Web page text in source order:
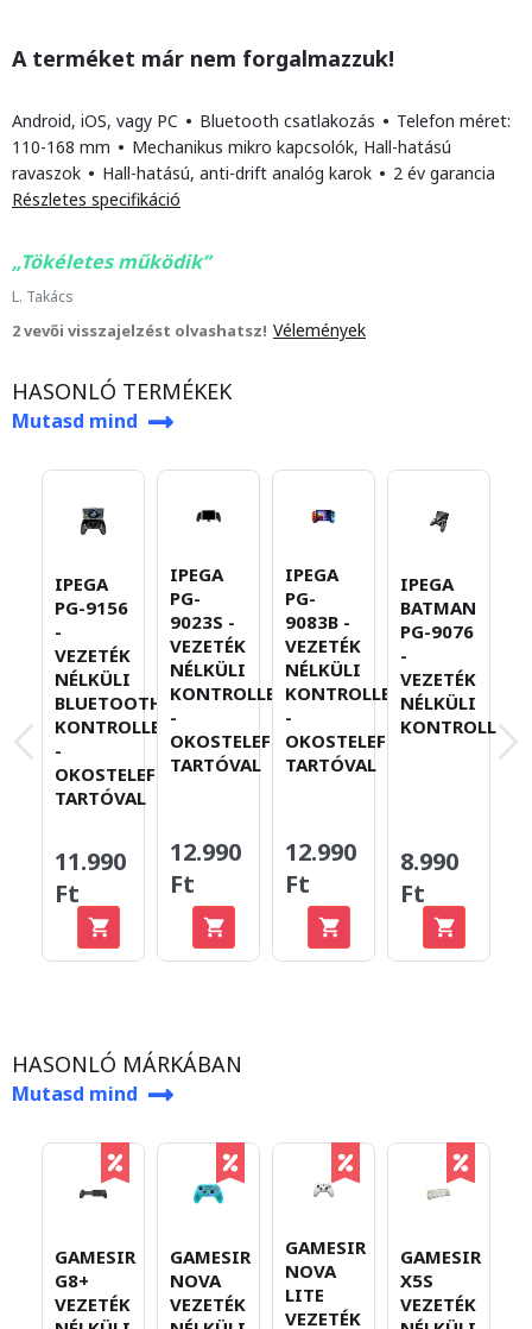
A terméket már nem forgalmazzuk!
Android, iOS, vagy PC • Bluetooth csatlakozás • Telefon méret:
110-168 mm • Mechanikus mikro kapcsolók, Hall-hatású
ravaszok • Hall-hatású, anti-drift analóg karok • 2 év garancia
Részletes specifikáció
Tökéletes működik
L. Takács
2 vevői visszajelzést olvashatsz! Vélemények
HASONLÓ TERMÉKEK
Mutasd mind
IPEGA
PG-9156
-
VEZETÉK
NÉLKÜLI
BLUETOOTH
KONTROLLER
-
OKOSTELEFON-
TARTÓVAL
11.990
Ft
IPEGA
PG-
9023S -
VEZETÉK
NÉLKÜLI
KONTROLLER
-
OKOSTELEFON-
TARTÓVAL
12.990
Ft
IPEGA
PG-
9083B -
VEZETÉK
NÉLKÜLI
KONTROLLER
-
OKOSTELEFON-
TARTÓVAL
12.990
Ft
IPEGA
BATMAN
PG-9076
-
VEZETÉK
NÉLKÜLI
KONTROLLER
8.990
Ft
HASONLÓ MÁRKÁBAN
Mutasd mind
GAMESIR
G8+
VEZETÉK
GAMESIR
NOVA
VEZETÉK
GAMESIR
NOVA
LITE
VEZETÉK
GAMESIR
X5S
VEZETÉK